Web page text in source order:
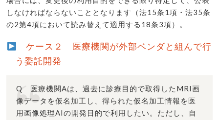
しなければならないこととなります（法15条1項・法35条
の2第4項において読み替えて適用する18条3項）。
ケース２ 医療機関が外部ベンダと組んで行
う委託開発
Q 医療機関Aは、過去に診療目的で取得したMRI画
像データを仮名加工し、得られた仮名加工情報を医
用画像処理AIの開発目的で利用したい。ただし、自